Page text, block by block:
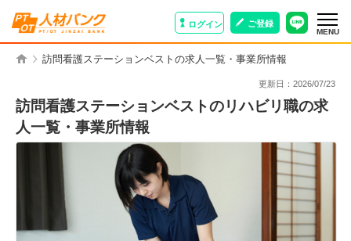
ログイン ご登録
MENU
訪問看護ステーションベストの求人一覧・事業所情報
更新日： 2026/07/23
訪問看護ステーションベストのリハビリ職の求
人一覧・事業所情報